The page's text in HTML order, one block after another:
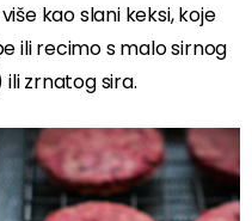
kao slani keksi, koje
ili recimo s malo sirnog
zrnatog sira.